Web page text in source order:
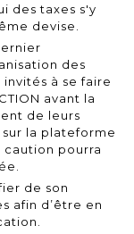
des taxes s'y
devise.
des
à se faire
avant la
de leurs
la plateforme
pourra
de son
afin d’être en